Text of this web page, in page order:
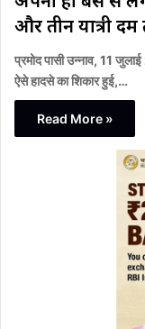
और तीन यात्री
प्रमोद पासी उन्नाव, 11
ऐसे हादसे का शिकार हुई,…
Read More »